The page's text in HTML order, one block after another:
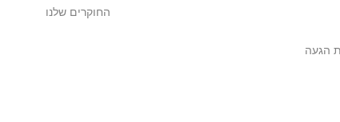
הגעה
החוקרים שלנו